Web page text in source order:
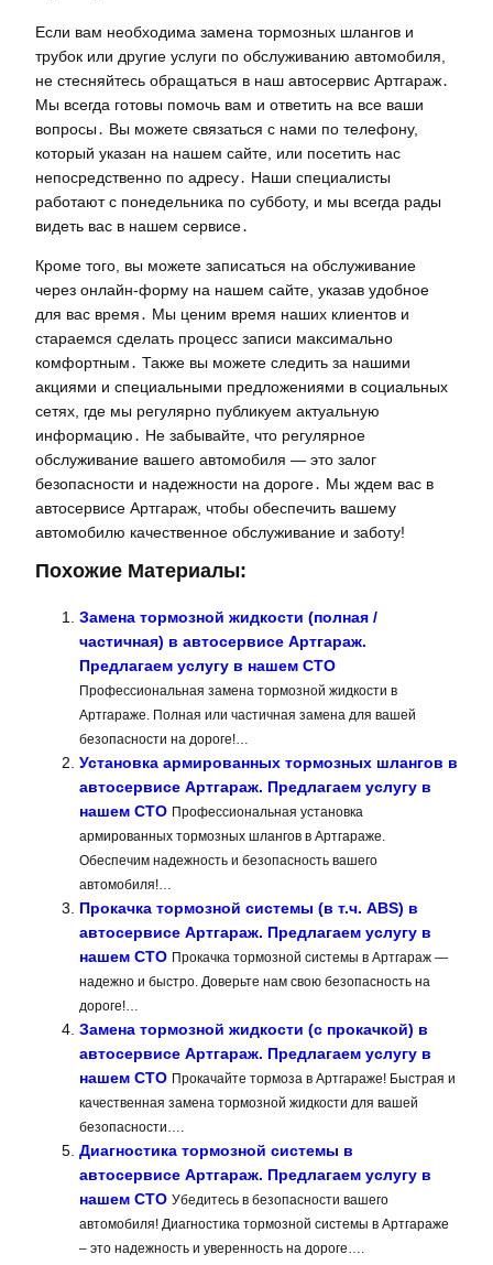
Если вам необходима замена тормозных шлангов и
трубок или другие услуги по обслуживанию автомобиля,
не стесняйтесь обращаться в наш автосервис Артгараж․
Мы всегда готовы помочь вам и ответить на все ваши
вопросы․ Вы можете связаться с нами по телефону,
который указан на нашем сайте, или посетить нас
непосредственно по адресу․ Наши специалисты
работают с понедельника по субботу, и мы всегда рады
видеть вас в нашем сервисе․
Кроме того, вы можете записаться на обслуживание
через онлайн-форму на нашем сайте, указав удобное
для вас время․ Мы ценим время наших клиентов и
стараемся сделать процесс записи максимально
комфортным․ Также вы можете следить за нашими
акциями и специальными предложениями в социальных
сетях, где мы регулярно публикуем актуальную
информацию․ Не забывайте, что регулярное
обслуживание вашего автомобиля — это залог
безопасности и надежности на дороге․ Мы ждем вас в
автосервисе Артгараж, чтобы обеспечить вашему
автомобилю качественное обслуживание и заботу!
Похожие Материалы:
Замена тормозной жидкости (полная /
частичная) в автосервисе Артгараж.
Предлагаем услугу в нашем СТО
Профессиональная замена тормозной жидкости в
Артгараже. Полная или частичная замена для вашей
безопасности на дороге!…
Установка армированных тормозных шлангов в
автосервисе Артгараж. Предлагаем услугу в
нашем СТО Профессиональная установка
армированных тормозных шлангов в Артгараже.
Обеспечим надежность и безопасность вашего
автомобиля!…
Прокачка тормозной системы (в т.ч. ABS) в
автосервисе Артгараж. Предлагаем услугу в
нашем СТО Прокачка тормозной системы в Артгараж —
надежно и быстро. Доверьте нам свою безопасность на
дороге!…
Замена тормозной жидкости (с прокачкой) в
автосервисе Артгараж. Предлагаем услугу в
нашем СТО Прокачайте тормоза в Артгараже! Быстрая и
качественная замена тормозной жидкости для вашей
безопасности….
Диагностика тормозной системы в
автосервисе Артгараж. Предлагаем услугу в
нашем СТО Убедитесь в безопасности вашего
автомобиля! Диагностика тормозной системы в Артгараже
– это надежность и уверенность на дороге….